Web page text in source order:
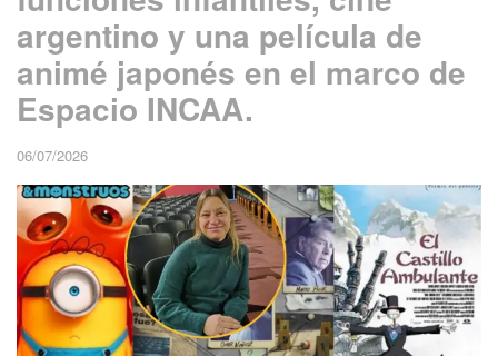
argentino y una película de
animé japonés en el marco de
Espacio INCAA.
06/07/2026